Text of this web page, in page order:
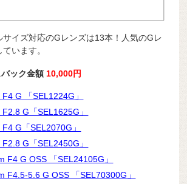
サイズ対応のGレンズは13本！人気のGレ
います。
バック金額 10,000円
G 「SEL1224G」
G「SEL1625G」
G「SEL2070G」
G「SEL2450G」
F4 G OSS 「SEL24105G」
F4.5-5.6 G OSS 「SEL70300G」